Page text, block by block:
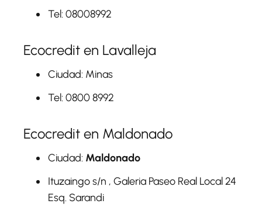
Tel: 08008992
Ecocredit en Lavalleja
Ciudad: Minas
Tel: 0800 8992
Ecocredit en Maldonado
Ciudad: Maldonado
Ituzaingo s/n , Galeria Paseo Real Local 24
Esq. Sarandi